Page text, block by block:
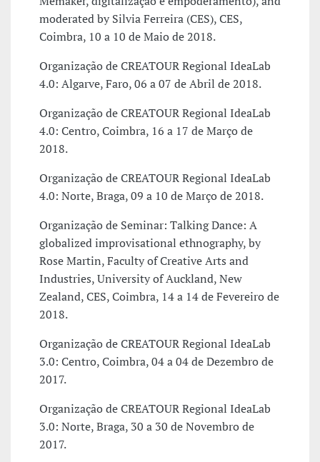
moderated by Silvia Ferreira (CES), CES,
Coimbra, 10 a 10 de Maio de 2018.
Organização de CREATOUR Regional IdeaLab
4.0: Algarve, Faro, 06 a 07 de Abril de 2018.
Organização de CREATOUR Regional IdeaLab
4.0: Centro, Coimbra, 16 a 17 de Março de
2018.
Organização de CREATOUR Regional IdeaLab
4.0: Norte, Braga, 09 a 10 de Março de 2018.
Organização de Seminar: Talking Dance: A
globalized improvisational ethnography, by
Rose Martin, Faculty of Creative Arts and
Industries, University of Auckland, New
Zealand, CES, Coimbra, 14 a 14 de Fevereiro de
2018.
Organização de CREATOUR Regional IdeaLab
3.0: Centro, Coimbra, 04 a 04 de Dezembro de
2017.
Organização de CREATOUR Regional IdeaLab
3.0: Norte, Braga, 30 a 30 de Novembro de
2017.